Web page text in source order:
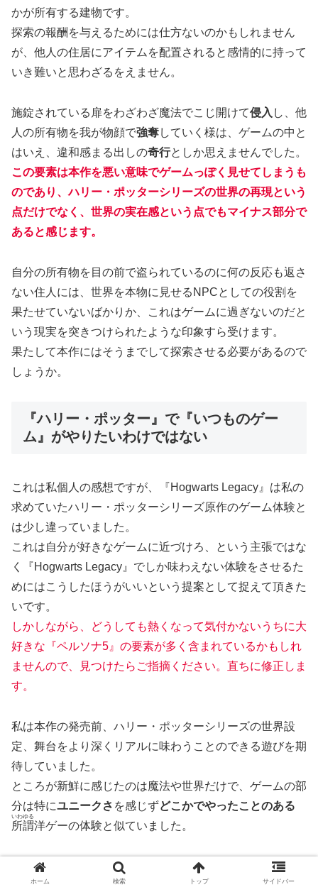
かが所有する建物です。
探索の報酬を与えるためには仕方ないのかもしれません
が、他人の住居にアイテムを配置されると感情的に持って
いき難いと思わざるをえません。
施錠されている扉をわざわざ魔法でこじ開けて侵入 し、他
人の所有物を我が物顔で強奪していく様は、ゲームの中と
はいえ、違和感まる出しの奇行としか思えませんでした。
この要素は本作を悪い意味でゲームっぽく見せてしまうも
のであり、ハリー・ポッターシリーズの世界の再現という
点だけでなく、世界の実在感という点でもマイナス部分で
あると感じます。
自分の所有物を目の前で盗られているのに何の反応も返さ
ない住人には、世界を本物に見せるNPCとしての役割を
果たせていないばかりか、これはゲームに過ぎないのだと
いう現実を突きつけられたような印象すら受けます。
果たして本作にはそうまでして探索させる必要があるので
しょうか。
『ハリー・ポッター』で『いつものゲー
ム』がやりたいわけではない
これは私個人の感想ですが、『Hogwarts Legacy』は私の
求めていたハリー・ポッターシリーズ原作のゲーム体験と
は少し違っていました。
これは自分が好きなゲームに近づけろ、という主張ではな
く『Hogwarts Legacy』でしか味わえない体験をさせるた
めにはこうしたほうがいいという提案として捉えて頂きた
いです。
しかしながら、どうしても熱くなって気付かないうちに大
好きな『ペルソナ5』の要素が多く含まれているかもしれ
ませんので、見つけたらご指摘ください。 直ちに修正しま
す。
私は本作の発売前、ハリー・ポッターシリーズの世界設
定、舞台をより深くリアルに味わうことのできる遊びを期
待していました。
ところが新鮮に感じたのは魔法や世界だけで、ゲームの部
分は特にユニークさ を感じずどこかでやったことのある
所謂
いわゆる
洋ゲーの体験と似ていました。
私が思うに パズルを解いたり戦うだけがハリー・ポッター
の世界のすべてでは無いはずです。
ホーム 検索 トップ サイドバー